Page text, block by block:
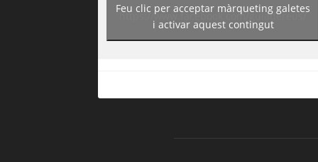
https://www.facebook.com/guiadereus/
Feu clic per acceptar màrqueting galetes
i activar aquest contingut